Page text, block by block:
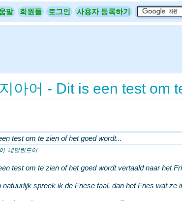
말 회원들 로그인 사용자 등록하기
아어 - Dit is een test om
test om te zien of het goed wordt...
: 네덜란드어
test om te zien of het goed wordt vertaald naar het
natuurlijk spreek ik de Friese taal, dan het Fries wat ze